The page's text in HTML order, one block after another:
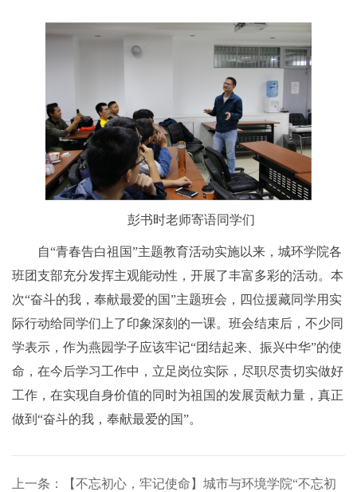
彭书时老师寄语同学们
自“青春告白祖国”主题教育活动实施以来，城环学院各
班团支部充分发挥主观能动性，开展了丰富多彩的活动。本
次“奋斗的我，奉献最爱的国”主题班会，四位援藏同学用实
际行动给同学们上了印象深刻的一课。班会结束后，不少同
学表示，作为燕园学子应该牢记“团结起来、振兴中华”的使
命，在今后学习工作中，立足岗位实际，尽职尽责切实做好
工作，在实现自身价值的同时为祖国的发展贡献力量，真正
做到“奋斗的我，奉献最爱的国”。
上一条：【不忘初心，牢记使命】城市与环境学院“不忘初